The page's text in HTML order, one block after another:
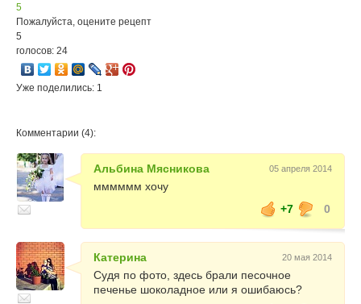
5
Пожалуйста, оцените рецепт
5
голосов: 24
Уже поделились: 1
Комментарии (4):
Альбина Мясниковa 05 апреля 2014
мммммм хочу
+7
0
Катерина 20 мая 2014
Судя по фото, здесь брали песочное
печенье шоколадное или я ошибаюсь?